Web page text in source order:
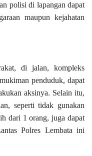
polisi di lapangan dapat
maupun kejahatan
di jalan, kompleks
penduduk, dapat
aksinya. Selain itu,
seperti tidak gunakan
dari 1 orang, juga dapat
Polres Lembata ini